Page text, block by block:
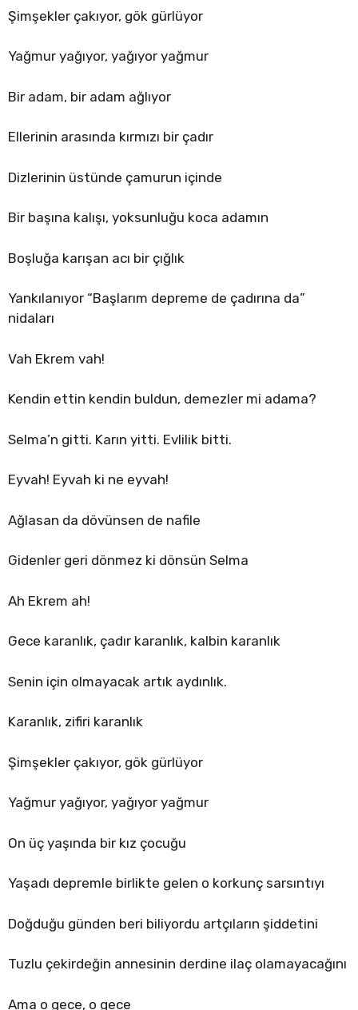
Şimşekler çakıyor, gök gürlüyor
Yağmur yağıyor, yağıyor yağmur
Bir adam, bir adam ağlıyor
Ellerinin arasında kırmızı bir çadır
Dizlerinin üstünde çamurun içinde
Bir başına kalışı, yoksunluğu koca adamın
Boşluğa karışan acı bir çığlık
Yankılanıyor “Başlarım depreme de çadırına da”
nidaları
Vah Ekrem vah!
Kendin ettin kendin buldun, demezler mi adama?
Selma’n gitti. Karın yitti. Evlilik bitti.
Eyvah! Eyvah ki ne eyvah!
Ağlasan da dövünsen de nafile
Gidenler geri dönmez ki dönsün Selma
Ah Ekrem ah!
Gece karanlık, çadır karanlık, kalbin karanlık
Senin için olmayacak artık aydınlık.
Karanlık, zifiri karanlık
Şimşekler çakıyor, gök gürlüyor
Yağmur yağıyor, yağıyor yağmur
On üç yaşında bir kız çocuğu
Yaşadı depremle birlikte gelen o korkunç sarsıntıyı
Doğduğu günden beri biliyordu artçıların şiddetini
Tuzlu çekirdeğin annesinin derdine ilaç olamayacağını
Ama o gece, o gece